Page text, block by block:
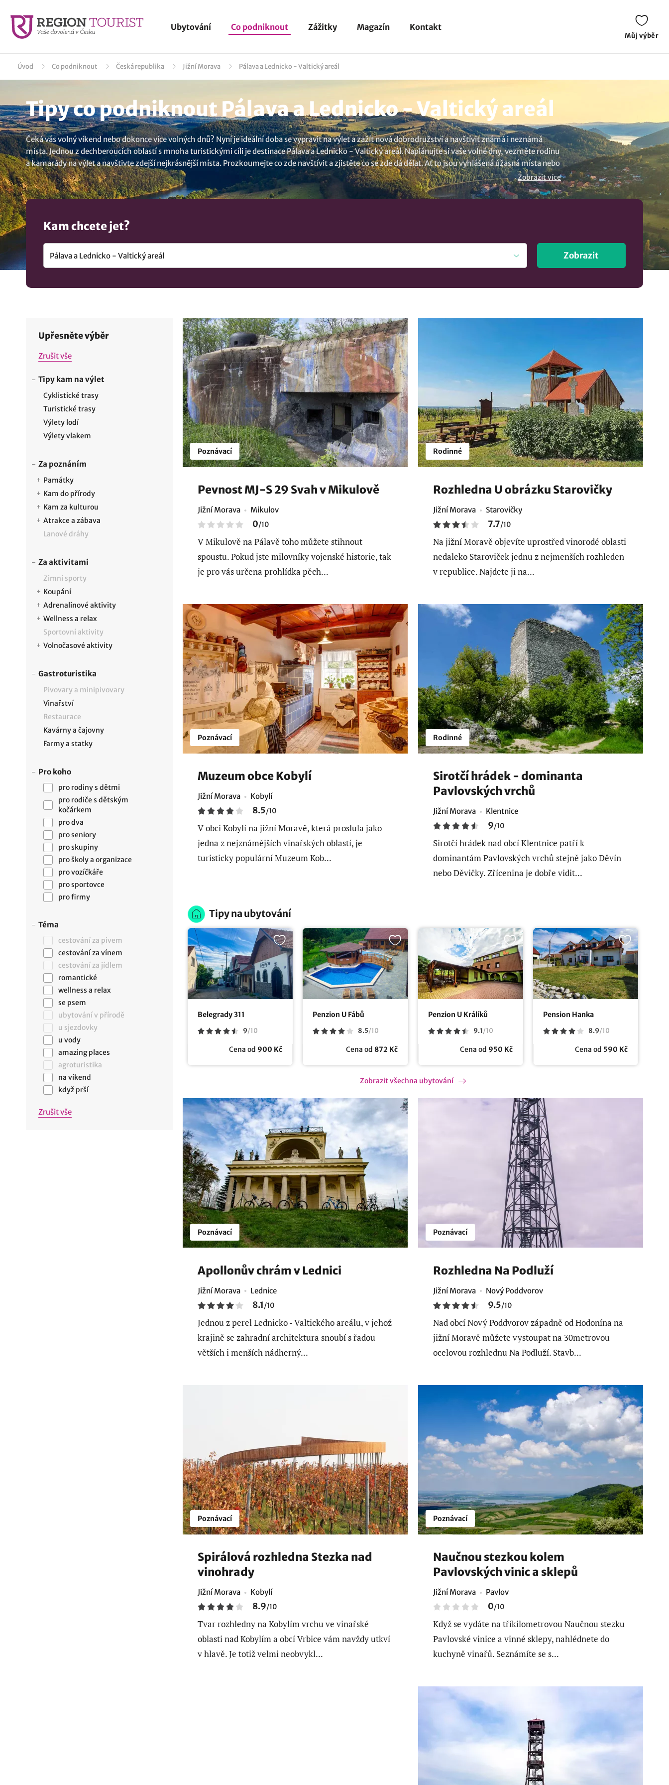
Ubytování Co podniknout Zážitky Magazín Kontakt
Můj výběr
Úvod Co podniknout Česká republika Jižní Morava Pálava a Lednicko - Valtický areál
Tipy co podniknout Pálava a Lednicko - Valtický areál
Čeká vás volný víkend nebo dokonce více volných dnů? Nyní je ideální doba se vypravit na výlet a zažít nová dobrodružství a navštívit známá i neznámá
místa. Jednou z dechberoucích oblastí s mnoha turistickými cíli je destinace Pálava a Lednicko - Valtický areál. Naplánujte si vaše volné dny, vezměte rodinu
a kamarády na výlet a navštivte zdejší nejkrásnější místa. Prozkoumejte co zde navštívit a zjistěte co se zde dá dělat. Ať to jsou vyhlášená úžasná místa nebo
méně známá, ale za to kouzelná místa, udělejte si prima den. Máte v plánu přijet na delší dobu? Jedině dobře, tipů kam na výlet je víc než dost a zcela jistě
nebudete trpět hledáním inspirací kudy z nudy. Netrapte se hledáním co dělat, našli jsme několik inspirací kam na výlet v oblasti Pálava a Lednicko -
Valtický areál:Muzeum obce Kobylí,Koupaliště Němčičky,Biocentrum Ostrůvek Kobylí. A když se vydáte za hranice oblasti, uvidíte další krásy, které vám
Zobrazit více
Kam chcete jet?
Zobrazit
Upřesněte výběr
Zrušit vše
Tipy kam na výlet
Cyklistické trasy
Turistické trasy
Výlety lodí
Výlety vlakem
Za poznáním
Památky
Kam do přírody
Kam za kulturou
Atrakce a zábava
Lanové dráhy
Za aktivitami
Zimní sporty
Koupání
Adrenalinové aktivity
Wellness a relax
Sportovní aktivity
Volnočasové aktivity
Gastroturistika
Pivovary a minipivovary
Vinařství
Restaurace
Kavárny a čajovny
Farmy a statky
Pro koho
pro rodiny s dětmi
pro rodiče s dětským
kočárkem
pro dva
pro seniory
pro skupiny
pro školy a organizace
pro vozíčkáře
pro sportovce
pro firmy
Téma
cestování za pivem
cestování za vínem
cestování za jídlem
romantické
wellness a relax
se psem
ubytování v přírodě
u sjezdovky
u vody
amazing places
agroturistika
na víkend
když prší
Zrušit vše
Poznávací
Pevnost MJ-S 29 Svah v Mikulově
Jižní Morava Mikulov
0/10
V Mikulově na Pálavě toho můžete stihnout
spoustu. Pokud jste milovníky vojenské historie, tak
je pro vás určena prohlídka pěch...
Rodinné
Rozhledna U obrázku Starovičky
Jižní Morava Starovičky
7.7/10
Na jižní Moravě objevíte uprostřed vinorodé oblasti
nedaleko Staroviček jednu z nejmenších rozhleden
v republice. Najdete ji na...
Poznávací
Muzeum obce Kobylí
Jižní Morava Kobylí
8.5/10
V obci Kobylí na jižní Moravě, která proslula jako
jedna z nejznámějších vinařských oblastí, je
turisticky populární Muzeum Kob...
Rodinné
Sirotčí hrádek - dominanta
Pavlovských vrchů
Jižní Morava Klentnice
9/10
Sirotčí hrádek nad obcí Klentnice patří k
dominantám Pavlovských vrchů stejně jako Děvín
nebo Děvičky. Zřícenina je dobře vidit...
Tipy na ubytování
Belegrady 311
9/10
Cena od 900 Kč
Penzion U Fábů
8.5/10
Cena od 872 Kč
Penzion U Králíků
9.1/10
Cena od 950 Kč
Pension Hanka
8.9/10
Cena od 590 Kč
Zobrazit všechna ubytování
Poznávací
Apollonův chrám v Lednici
Jižní Morava Lednice
8.1/10
Jednou z perel Lednicko - Valtického areálu, v jehož
krajině se zahradní architektura snoubí s řadou
větších i menších nádherný...
Poznávací
Rozhledna Na Podluží
Jižní Morava Nový Poddvorov
9.5/10
Nad obcí Nový Poddvorov západně od Hodonína na
jižní Moravě můžete vystoupat na 30metrovou
ocelovou rozhlednu Na Podluží. Stavb...
Poznávací
Spirálová rozhledna Stezka nad
vinohrady
Jižní Morava Kobylí
8.9/10
Tvar rozhledny na Kobylím vrchu ve vinařské
oblasti nad Kobylím a obcí Vrbice vám navždy utkví
v hlavě. Je totiž velmi neobvykl...
Poznávací
Naučnou stezkou kolem
Pavlovských vinic a sklepů
Jižní Morava Pavlov
0/10
Když se vydáte na tříkilometrovou Naučnou stezku
Pavlovské vinice a vinné sklepy, nahlédnete do
kuchyně vinařů. Seznámíte se s...